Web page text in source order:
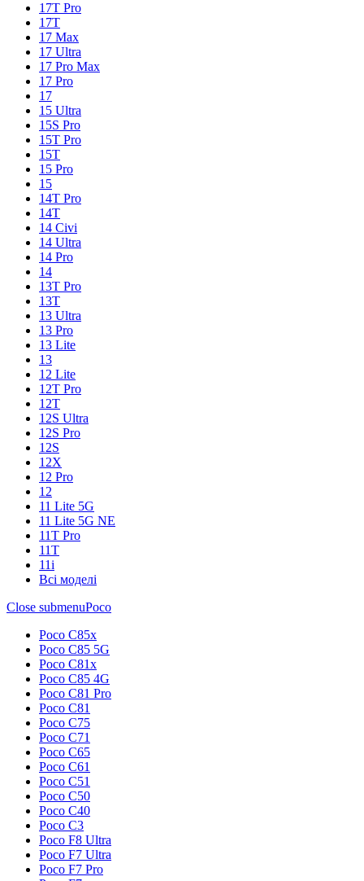
17T Pro
17T
17 Max
17 Ultra
17 Pro Max
17 Pro
17
15 Ultra
15S Pro
15T Pro
15T
15 Pro
15
14T Pro
14T
14 Civi
14 Ultra
14 Pro
14
13T Pro
13T
13 Ultra
13 Pro
13 Lite
13
12 Lite
12T Pro
12T
12S Ultra
12S Pro
12S
12X
12 Pro
12
11 Lite 5G
11 Lite 5G NE
11T Pro
11T
11i
Всі моделі
Close submenuPoco
Poco C85x
Poco C85 5G
Poco C81x
Poco C85 4G
Poco C81 Pro
Poco C81
Poco C75
Poco C71
Poco C65
Poco C61
Poco C51
Poco C50
Poco C40
Poco C3
Poco F8 Ultra
Poco F7 Ultra
Poco F7 Pro